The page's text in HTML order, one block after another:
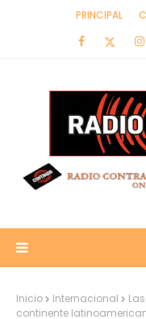
PRINCIPAL
Inicio Internacional
continente